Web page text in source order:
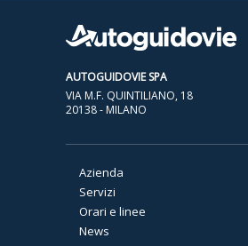
AUTOGUIDOVIE SPA
VIA M.F. QUINTILIANO, 18
20138 - MILANO
Azienda
Servizi
Orari e linee
News